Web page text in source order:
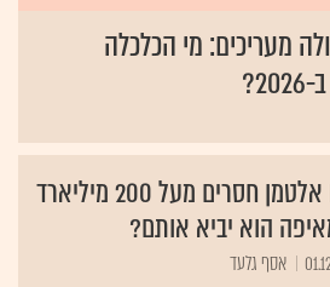
מעריכים: מי הכלכלה
לסם אלטמן חסרים מעל 200 מיליארד
הוא יביא אותם?
אסף גלעד